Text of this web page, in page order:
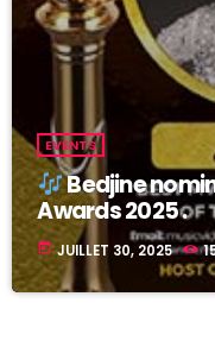
EVENTS
Bedjine
Awards 2025 .
today JUILLET 30, 2025